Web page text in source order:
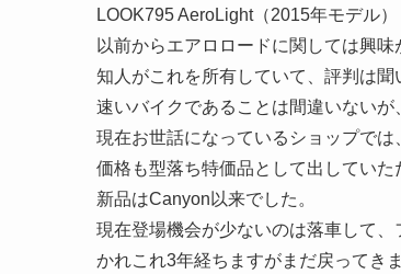
LOOK795 AeroLight（2015年モデル）
以前からエアロロードに関しては興味
知人がこれを所有していて、評判は聞
速いバイクであることは間違いない
現在お世話になっているショップで
価格も型落ち特価品として出していた
新品はCanyon以来でした。
現在登場機会が少ないのは落車して、
かれこれ3年経ちますがまだ戻ってき